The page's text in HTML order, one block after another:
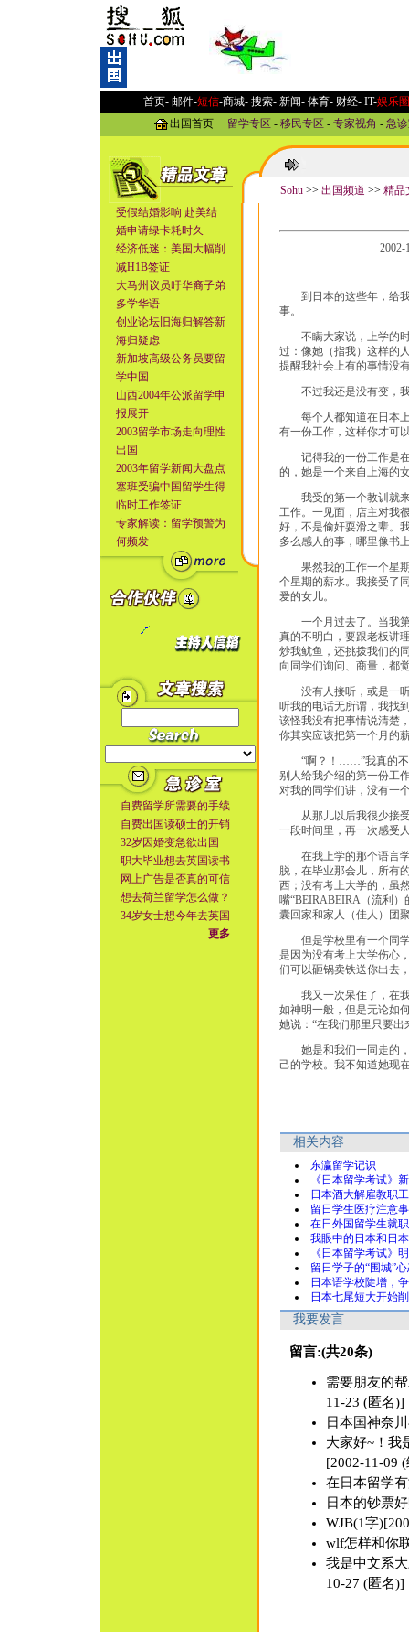
首页- 邮件-短信-商城- 搜索-新闻- 体育-财经- IT-娱乐圈
出国首页
留学专区- 移民专区- 专家视角 - 急
受假结婚影响 赴美结
婚申请绿卡耗时久
经济低迷：美国大幅削
减H1B签证
大马州议员吁华裔子弟
多学华语
创业论坛旧海归解答新
海归疑虑
新加坡高级公务员要留
学中国
山西2004年公派留学申
报展开
2003留学市场走向理性
出国
2003年留学新闻大盘点
塞班受骗中国留学生得
临时工作签证
专家解读：留学预警为
何频发
自费留学所需要的手续
自费出国读硕士的开销
32岁因婚变急欲出国
职大毕业想去英国读书
网上广告是否真的可信
想去荷兰留学怎么做？
34岁女士想今年去英国
更多
Sohu >> 出国频道 >> 精品
到日本的这些年，给我
事。
不瞒大家说，上学的时
过：像她（指我）这样的
提醒我社会上有的事情没
不过我还是没有变，我
每个人都知道在日本上
有一份工作，这样你才可
记得我的一份工作是在
的，她是一个来自上海的
我受的第一个教训就来
工作。一见面，店主对我
好，不是偷奸耍滑之辈。
多么感人的事，哪里像书
果然我的工作一个星期
个星期的薪水。我接受了
爱的女儿。
一个月过去了。当我第
真的不明白，要跟老板讲
炒我鱿鱼，还挑拨我们的
向同学们询问、商量，都
没有人接听，或是一听
听我的电话无所谓，我找
该怪我没有把事情说清楚
你其实应该把第一个月的
“啊？！……”我真的不知
别人给我介绍的第一份工
对我的同学们讲，没有一
从那儿以后我很少接受
一段时间里，再一次感受
在我上学的那个语言学
脱，在毕业那会儿，所有
西；没有考上大学的，虽
嘴“BEIRABEIRA（流利
囊回家和家人（佳人）团
但是学校里有一个同学
是因为没有考上大学伤心
们可以砸锅卖铁送你出去
我又一次呆住了，在我
如神明一般，但是无论如
她说：“在我们那里只要
她是和我们一同走的，
己的学校。我不知道她现
相关内容
东瀛留学记识
《日本留学考试》
日本酒大解雇教职
留日学生医疗注意
在日外国留学生就
我眼中的日本和日
《日本留学考试》
留日学子的“围城”
日本语学校陡增，
日本七尾短大开始
我要发言
留言:(共20条)
需要朋友的
11-23 (匿名)]
日本国神奈
大家好~！我
[2002-11-09
在日本留学
日本的钞票
WJB(1字
wlf怎样和你
我是中文系
10-27 (匿名)]